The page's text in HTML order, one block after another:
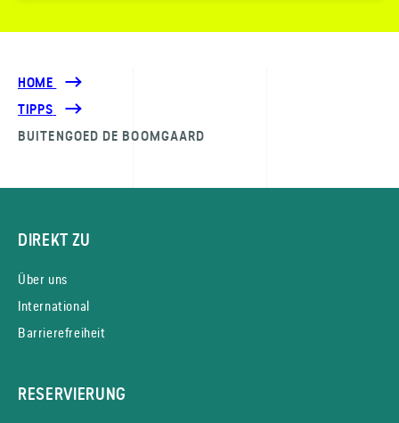
HOME
TIPPS
BUITENGOED DE BOOMGAARD
DIREKT ZU
Über uns
International
Barrierefreiheit
RESERVIERUNG